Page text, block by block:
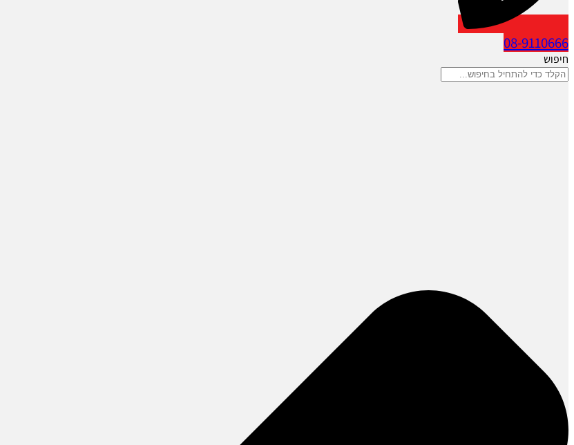
08-9110666
חיפוש